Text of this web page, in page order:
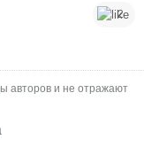
2
авторов и не отражают